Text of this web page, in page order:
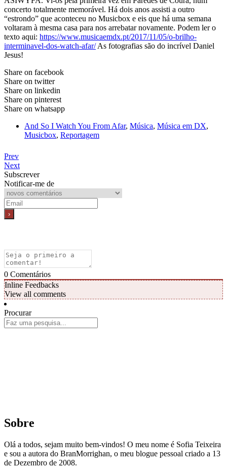
concerto totalmente memorável. Há dois anos assisti a outro
“estrondo” que aconteceu no Musicbox e eis que há uma semana
voltaram à mesma casa para nos arrebatar novamente. Podem ler o
texto aqui: https://www.musicaemdx.pt/2017/11/05/o-brilho-
interminavel-dos-watch-afar/As fotografias são do incrível Daniel
Jesus!
Share on facebook
Share on twitter
Share on linkedin
Share on pinterest
Share on whatsapp
And So I Watch You From Afar, Música, Música em DX,
Musicbox, Reportagem
Prev
Next
Subscrever
Notificar-me de
0 Comentários
Inline Feedbacks
View all comments
Procurar
Sobre
Olá a todos, sejam muito bem-vindos! O meu nome é Sofia Teixeira
e sou a autora do BranMorrighan, o meu blogue pessoal criado a 13
de Dezembro de 2008.